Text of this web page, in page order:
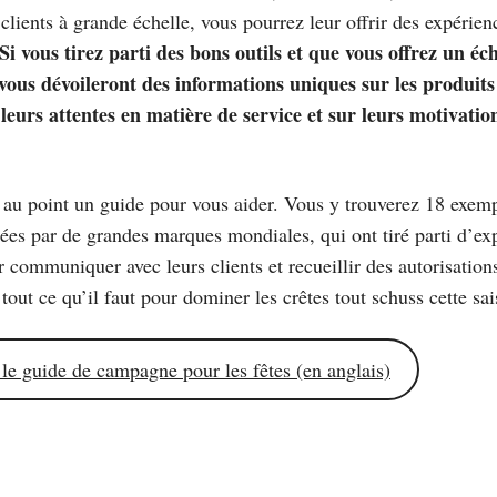
à grande échelle, vous pourrez leur offrir des
Si vous tirez parti des bons outils et que vous offrez un
dévoileront des informations uniques sur les
attentes en matière de service et sur leurs
point un guide pour vous aider. Vous y trouverez 18
par de grandes marques mondiales, qui ont tiré parti
communiquer avec leurs clients et recueillir des
ce qu’il faut pour dominer les crêtes tout schuss cette
guide de campagne pour les fêtes (en anglais)